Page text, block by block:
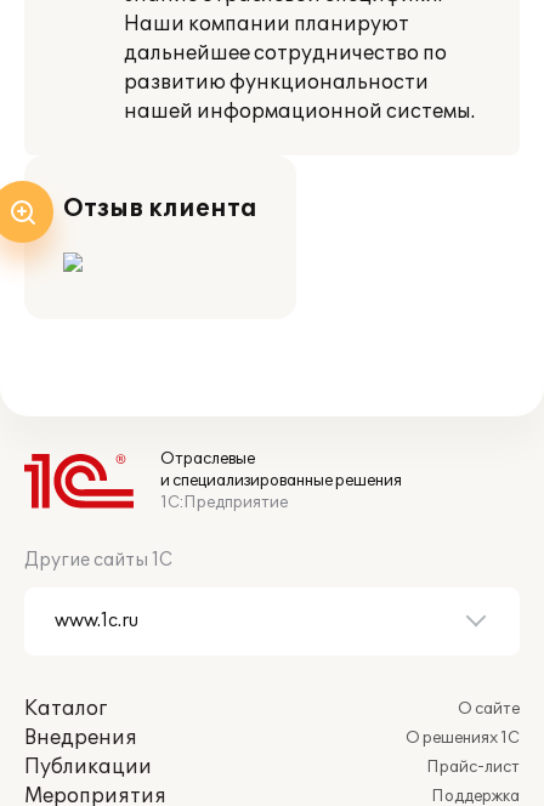
Наши компании планируют
дальнейшее сотрудничество по
развитию функциональности
нашей информационной системы.
Отзыв клиента
Отраслевые
и специализированные решения
1С:Предприятие
Другие сайты 1С
Каталог
Внедрения
Публикации
Мероприятия
О сайте
О решениях 1С
Прайс-лист
Поддержка